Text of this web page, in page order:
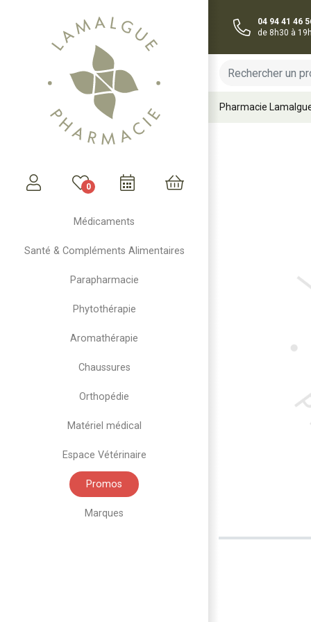
0
Médicaments
Santé & Compléments Alimentaires
Parapharmacie
Phytothérapie
Aromathérapie
Chaussures
Orthopédie
Matériel médical
Espace Vétérinaire
Promos
Marques
04 94 41 46
de 8h30 à
Pharmacie